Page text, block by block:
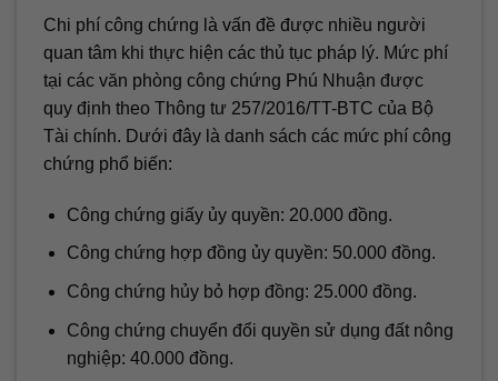
Chi phí công chứng là vấn đề được nhiều người
quan tâm khi thực hiện các thủ tục pháp lý. Mức phí
tại các văn phòng công chứng Phú Nhuận được
quy định theo Thông tư 257/2016/TT-BTC của Bộ
Tài chính. Dưới đây là danh sách các mức phí công
chứng phổ biến:
Công chứng giấy ủy quyền: 20.000 đồng.
Công chứng hợp đồng ủy quyền: 50.000 đồng.
Công chứng hủy bỏ hợp đồng: 25.000 đồng.
Công chứng chuyển đổi quyền sử dụng đất nông
nghiệp: 40.000 đồng.